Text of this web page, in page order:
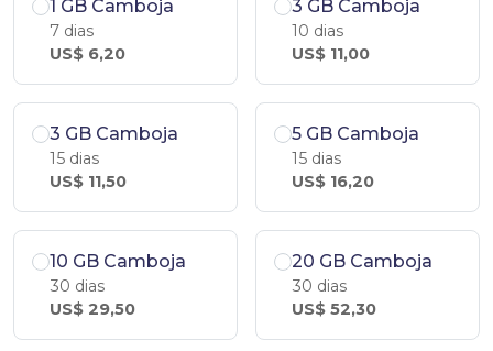
1 GB Camboja
7 dias
US$ 6,20
3 GB Camboja
10 dias
US$ 11,00
3 GB Camboja
15 dias
US$ 11,50
5 GB Camboja
15 dias
US$ 16,20
10 GB Camboja
30 dias
US$ 29,50
20 GB Camboja
30 dias
US$ 52,30